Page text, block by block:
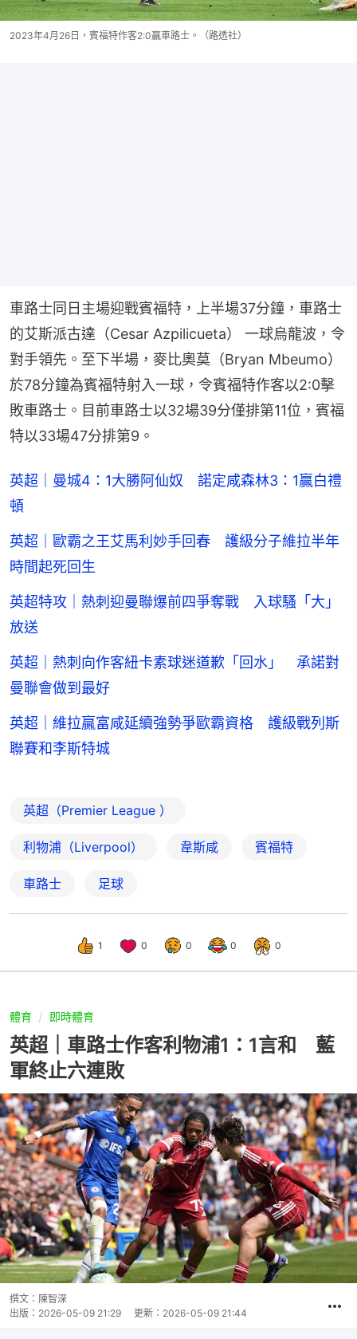
2023年4月26日，賓福特作客2:0贏車路士。（路透社）
車路士同日主場迎戰賓福特，上半場37分鐘，車路士
的艾斯派古達（Cesar Azpilicueta） 一球烏龍波，令
對手領先。至下半場，麥比奧莫（Bryan Mbeumo）
於78分鐘為賓福特射入一球，令賓福特作客以2:0擊
敗車路士。目前車路士以32場39分僅排第11位，賓福
特以33場47分排第9。
英超｜曼城4：1大勝阿仙奴 諾定咸森林3：1贏白禮
頓
英超｜歐霸之王艾馬利妙手回春 護級分子維拉半年
時間起死回生
英超特攻｜熱刺迎曼聯爆前四爭奪戰 入球騷「大」
放送
英超｜熱刺向作客紐卡素球迷道歉「回水」 承諾對
曼聯會做到最好
英超｜維拉贏富咸延續強勢爭歐霸資格 護級戰列斯
聯賽和李斯特城
英超（Premier League ）
利物浦（Liverpool） 韋斯咸 賓福特
車路士 足球
1 0 0 0 0
體育 即時體育
英超｜車路士作客利物浦1：1言和 藍
軍終止六連敗
撰文： 陳智深
出版： 2026-05-09 21:29 更新： 2026-05-09 21:44